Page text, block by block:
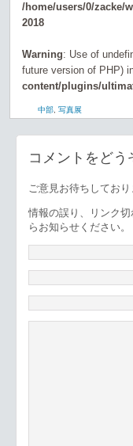
/home/users/0/zacke/
2018
Warning: Use of
future version of PHP)
content/plugins/
中部 写真展
コメントをどう
ご意見お待ちしており
情報の誤り、リンク
らお知らせください。